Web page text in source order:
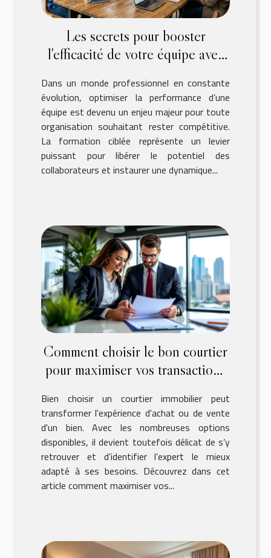
Les secrets pour booster
l'efficacité de votre équipe avec
Dans un monde professionnel en constante
évolution, optimiser la performance d’une
équipe est devenu un enjeu majeur pour toute
organisation souhaitant rester compétitive.
La formation ciblée représente un levier
puissant pour libérer le potentiel des
collaborateurs et instaurer une dynamique...
Comment choisir le bon courtier
pour maximiser vos transactions
Bien choisir un courtier immobilier peut
transformer l'expérience d'achat ou de vente
d'un bien. Avec les nombreuses options
disponibles, il devient toutefois délicat de s’y
retrouver et d’identifier l’expert le mieux
adapté à ses besoins. Découvrez dans cet
article comment maximiser vos...